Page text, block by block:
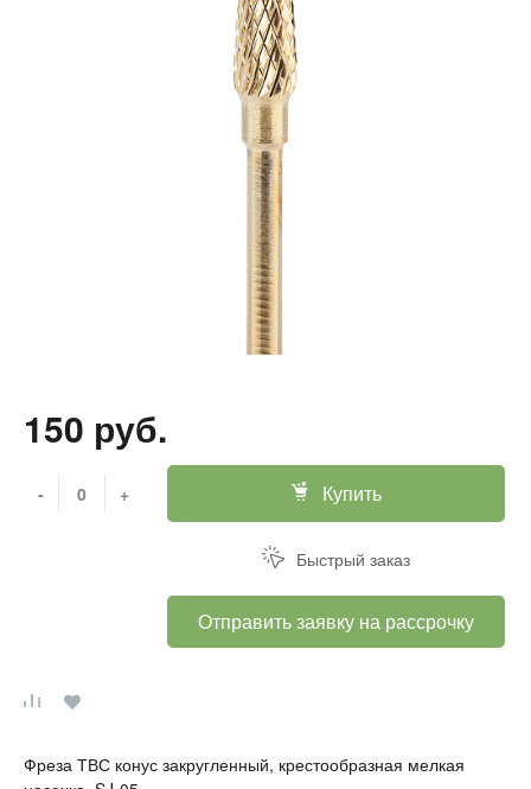
150 руб.
- + Купить
Быстрый заказ
Отправить заявку на рассрочку
Фреза ТВС конус закругленный, крестообразная мелкая